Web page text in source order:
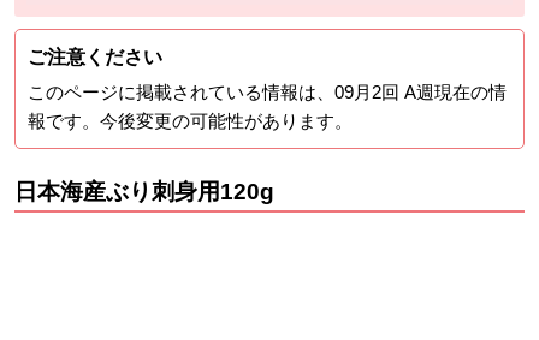
ご注意ください
このページに掲載されている情報は、 09月2回 A週現在の情
報です。今後変更の可能性があります。
日本海産ぶり刺身用120g